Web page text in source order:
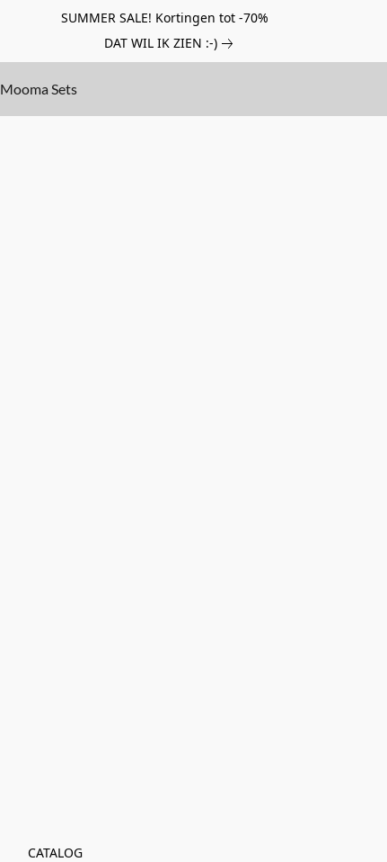
SUMMER SALE! Kortingen tot -70%
DAT WIL IK ZIEN :-)
Mooma Sets
CATALOG